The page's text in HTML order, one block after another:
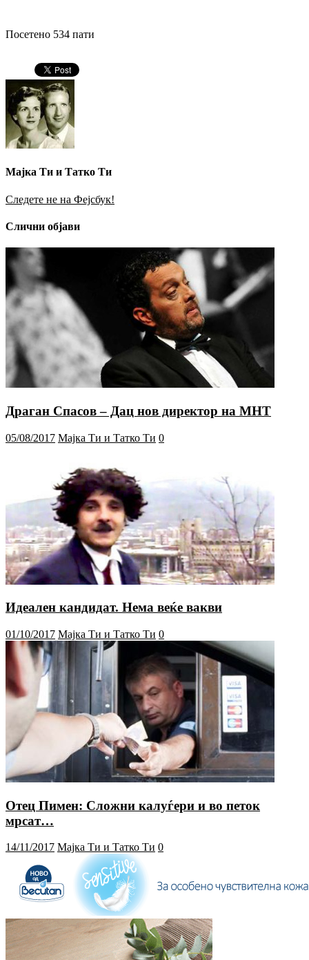
Посетено 534 пати
Мајка Ти и Татко Ти
Следете не на Фејсбук!
Слични објави
Драган Спасов – Дац нов директор на МНТ
05/08/2017 Мајка Ти и Татко Ти 0
Идеален кандидат. Нема веќе вакви
01/10/2017 Мајка Ти и Татко Ти 0
Отец Пимен: Сложни калуѓери и во петок
мрсат…
14/11/2017 Мајка Ти и Татко Ти 0